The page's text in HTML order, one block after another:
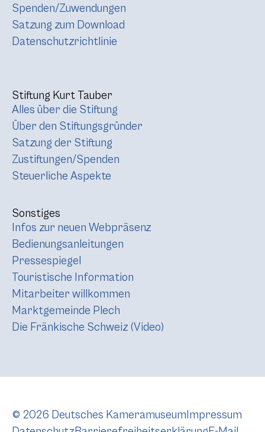
Spenden/Zuwendungen
Satzung zum Download
Datenschutzrichtlinie
Stiftung Kurt Tauber
Alles über die Stiftung
Über den Stiftungsgründer
Satzung der Stiftung
Zustiftungen/Spenden
Steuerliche Aspekte
Sonstiges
Infos zur neuen Webpräsenz
Bedienungsanleitungen
Pressespiegel
Touristische Information
Mitarbeiter willkommen
Marktgemeinde Plech
Die Fränkische Schweiz (Video)
© 2026 Deutsches Kameramuseum Impressum